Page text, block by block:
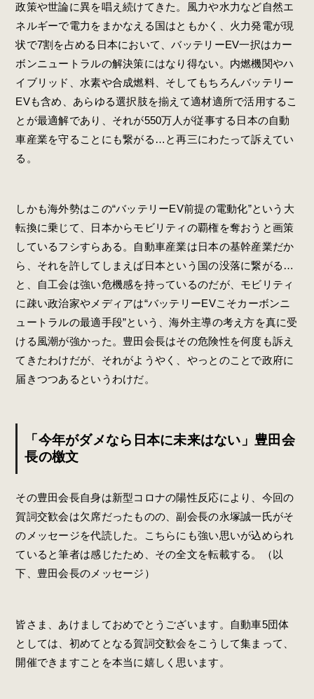
政策や世論に異を唱え続けてきた。風力や水力など自然エ
ネルギーで電力をまかなえる国はともかく、火力発電が現
状で7割を占める日本において、バッテリーEV一択はカー
ボンニュートラルの解決策にはなり得ない。内燃機関やハ
イブリッド、水素や合成燃料、そしてもちろんバッテリー
EVも含め、あらゆる選択肢を揃えて適材適所で活用するこ
とが最適解であり、それが550万人が従事する日本の自動
車産業を守ることにも繋がる…と再三にわたって訴えてい
る。
しかも海外勢はこの“バッテリーEV前提の電動化”という大
転換に乗じて、日本からモビリティの覇権を奪おうと画策
しているフシすらある。自動車産業は日本の基幹産業だか
ら、それを許してしまえば日本という国の没落に繋がる…
と、自工会は強い危機感を持っているのだが、モビリティ
に疎い政治家やメディアは“バッテリーEVこそカーボンニ
ュートラルの最適手段”という、海外主導の考え方を真に受
ける風潮が強かった。豊田会長はその危険性を何度も訴え
てきたわけだが、それがようやく、やっとのことで政府に
届きつつあるというわけだ。
「今年がダメなら日本に未来はない」豊田会
長の檄文
その豊田会長自身は新型コロナの陽性反応により、今回の
賀詞交歓会は欠席だったものの、副会長の永塚誠一氏がそ
のメッセージを代読した。こちらにも強い思いが込められ
ていると筆者は感じたため、その全文を転載する。（以
下、豊田会長のメッセージ）
皆さま、あけましておめでとうございます。自動車5団体
としては、初めてとなる賀詞交歓会をこうして集まって、
開催できますことを本当に嬉しく思います。